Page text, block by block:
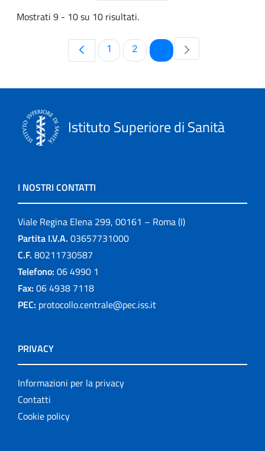
Mostrati 9 - 10 su 10 risultati.
Pagina
1 Pagina
2 Pagina
Istituto Superiore di Sanità
I NOSTRI CONTATTI
Viale Regina Elena 299, 00161 – Roma (I)
Partita I.V.A. 03657731000
C.F. 80211730587
Telefono: 06 4990 1
Fax: 06 4938 7118
PEC: protocollo.centrale@pec.iss.it
PRIVACY
Informazioni per la privacy
Contatti
Cookie policy